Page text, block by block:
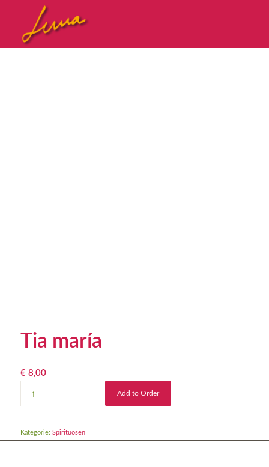
Tia maría
€8,00
Add to Order
Kategorie: Spirituosen